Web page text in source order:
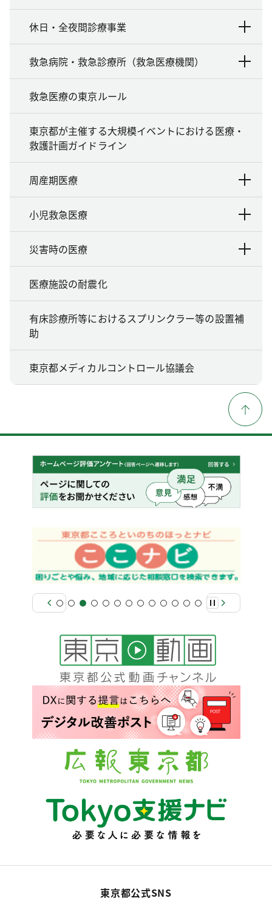
休日・全夜間診療事業
救急病院・救急診療所（救急医療機関）
救急医療の東京ルール
東京都が主催する大規模イベントにおける医療・
救護計画ガイドライン
周産期医療
小児救急医療
災害時の医療
医療施設の耐震化
有床診療所等におけるスプリンクラー等の設置補
助
東京都メディカルコントロール協議会
東京都公式SNS